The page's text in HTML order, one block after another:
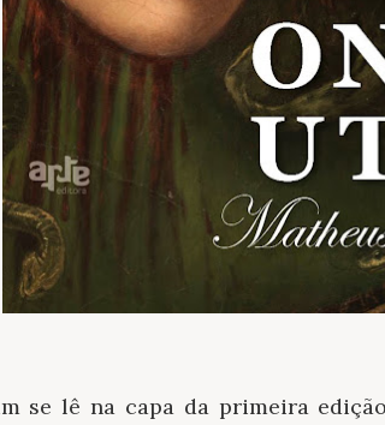
se lê na capa da primeira